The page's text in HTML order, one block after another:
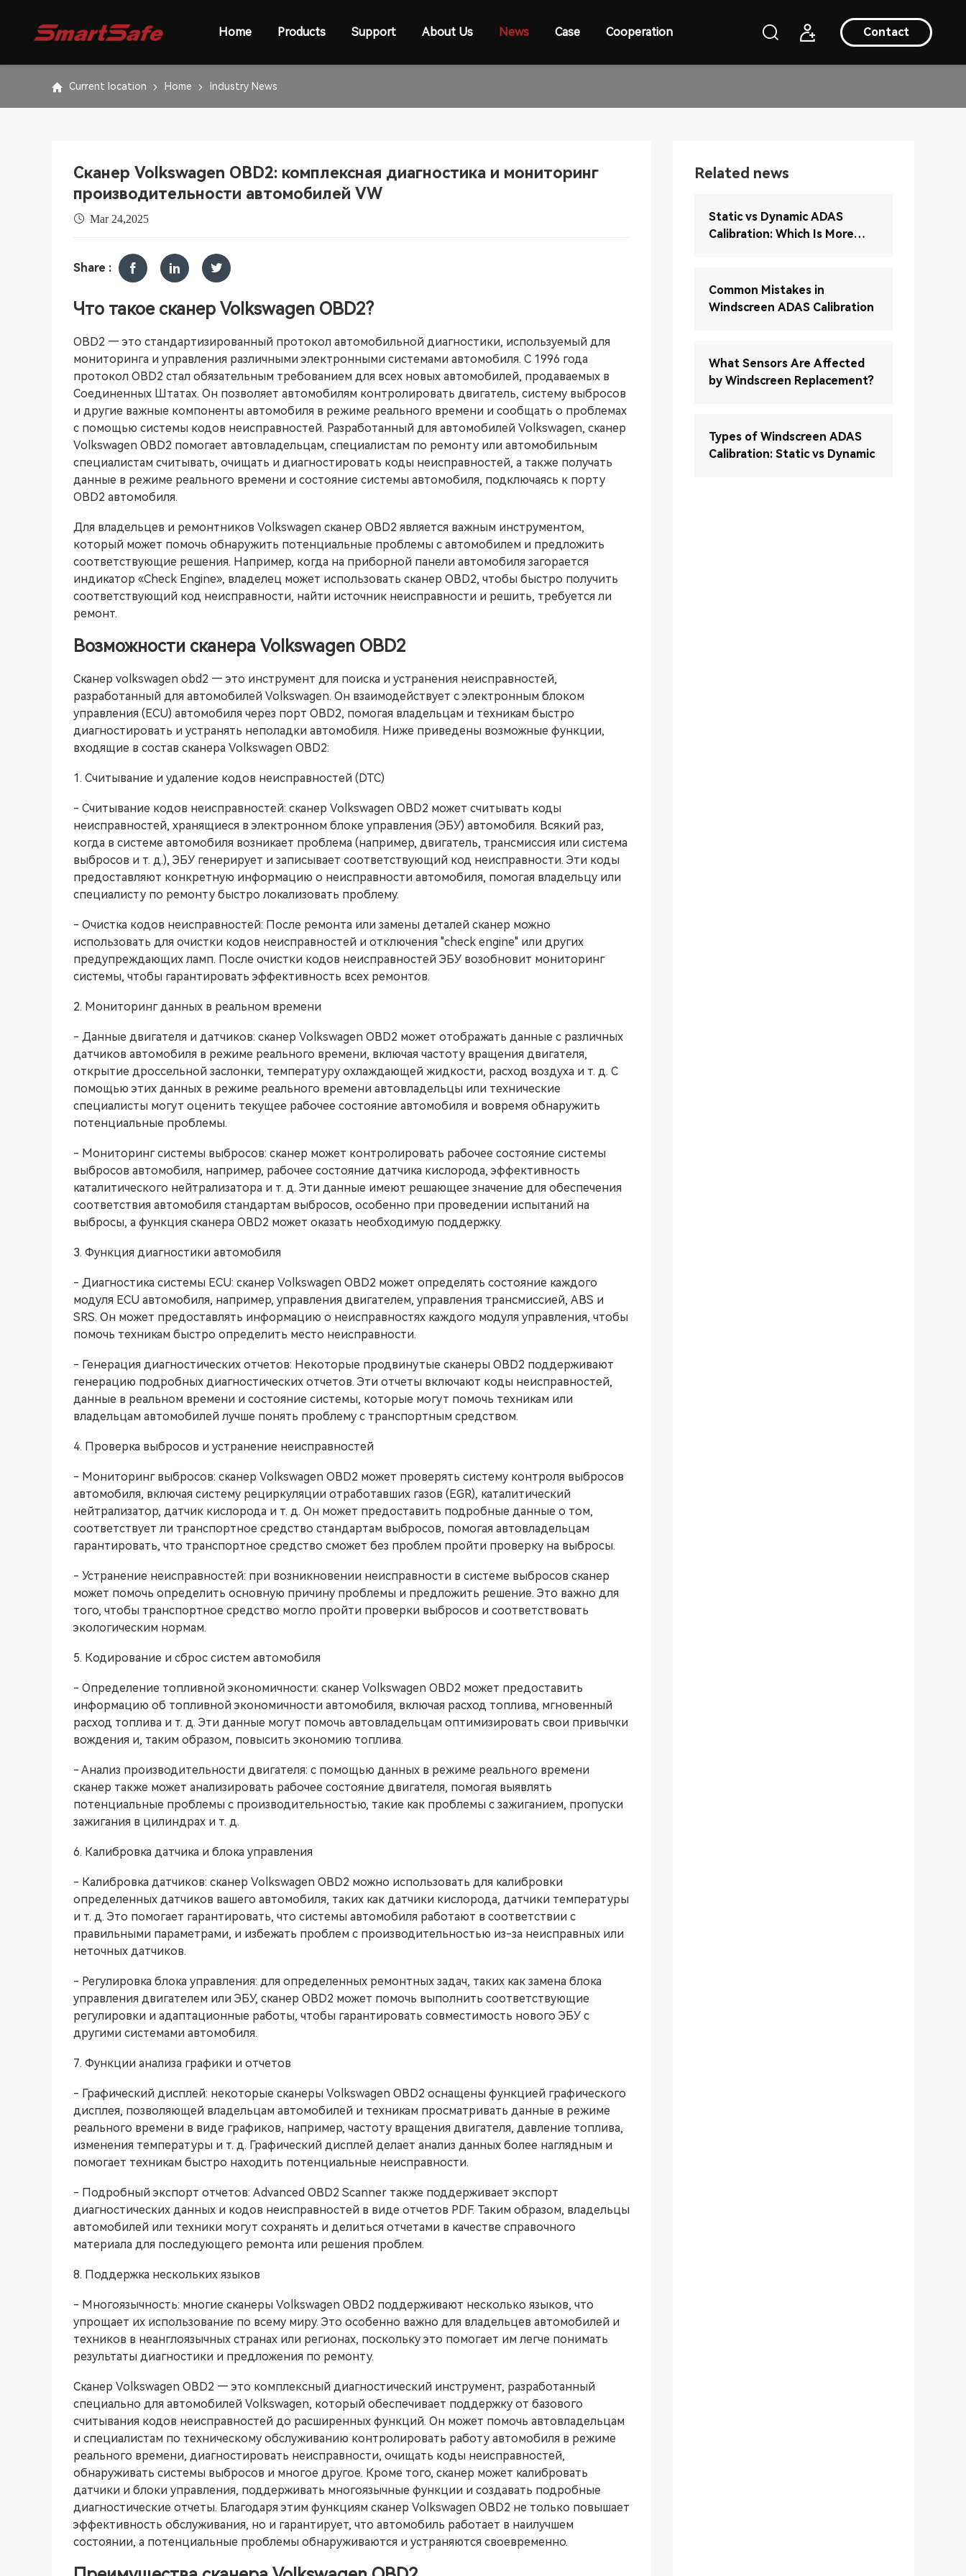
Contact
Home Products Support About Us News Case Cooperation
Current location Home Industry News
Сканер Volkswagen OBD2: комплексная диагностика и мониторинг
производительности автомобилей VW
Mar 24,2025
Share :
Что такое сканер Volkswagen OBD2?
OBD2 — это стандартизированный протокол автомобильной диагностики, используемый для
мониторинга и управления различными электронными системами автомобиля. С 1996 года
протокол OBD2 стал обязательным требованием для всех новых автомобилей, продаваемых в
Соединенных Штатах. Он позволяет автомобилям контролировать двигатель, систему выбросов
и другие важные компоненты автомобиля в режиме реального времени и сообщать о проблемах
с помощью системы кодов неисправностей. Разработанный для автомобилей Volkswagen, сканер
Volkswagen OBD2 помогает автовладельцам, специалистам по ремонту или автомобильным
специалистам считывать, очищать и диагностировать коды неисправностей, а также получать
данные в режиме реального времени и состояние системы автомобиля, подключаясь к порту
OBD2 автомобиля.
Для владельцев и ремонтников Volkswagen сканер OBD2 является важным инструментом,
который может помочь обнаружить потенциальные проблемы с автомобилем и предложить
соответствующие решения. Например, когда на приборной панели автомобиля загорается
индикатор «Check Engine», владелец может использовать сканер OBD2, чтобы быстро получить
соответствующий код неисправности, найти источник неисправности и решить, требуется ли
ремонт.
Возможности сканера Volkswagen OBD2
Сканер volkswagen obd2 — это инструмент для поиска и устранения неисправностей,
разработанный для автомобилей Volkswagen. Он взаимодействует с электронным блоком
управления (ECU) автомобиля через порт OBD2, помогая владельцам и техникам быстро
диагностировать и устранять неполадки автомобиля. Ниже приведены возможные функции,
входящие в состав сканера Volkswagen OBD2:
1. Считывание и удаление кодов неисправностей (DTC)
- Считывание кодов неисправностей: сканер Volkswagen OBD2 может считывать коды
неисправностей, хранящиеся в электронном блоке управления (ЭБУ) автомобиля. Всякий раз,
когда в системе автомобиля возникает проблема (например, двигатель, трансмиссия или система
выбросов и т. д.), ЭБУ генерирует и записывает соответствующий код неисправности. Эти коды
предоставляют конкретную информацию о неисправности автомобиля, помогая владельцу или
специалисту по ремонту быстро локализовать проблему.
- Очистка кодов неисправностей: После ремонта или замены деталей сканер можно
использовать для очистки кодов неисправностей и отключения "check engine" или других
предупреждающих ламп. После очистки кодов неисправностей ЭБУ возобновит мониторинг
системы, чтобы гарантировать эффективность всех ремонтов.
2. Мониторинг данных в реальном времени
- Данные двигателя и датчиков: сканер Volkswagen OBD2 может отображать данные с различных
датчиков автомобиля в режиме реального времени, включая частоту вращения двигателя,
открытие дроссельной заслонки, температуру охлаждающей жидкости, расход воздуха и т. д. С
помощью этих данных в режиме реального времени автовладельцы или технические
специалисты могут оценить текущее рабочее состояние автомобиля и вовремя обнаружить
потенциальные проблемы.
- Мониторинг системы выбросов: сканер может контролировать рабочее состояние системы
выбросов автомобиля, например, рабочее состояние датчика кислорода, эффективность
каталитического нейтрализатора и т. д. Эти данные имеют решающее значение для обеспечения
соответствия автомобиля стандартам выбросов, особенно при проведении испытаний на
выбросы, а функция сканера OBD2 может оказать необходимую поддержку.
3. Функция диагностики автомобиля
- Диагностика системы ECU: сканер Volkswagen OBD2 может определять состояние каждого
модуля ECU автомобиля, например, управления двигателем, управления трансмиссией, ABS и
SRS. Он может предоставлять информацию о неисправностях каждого модуля управления, чтобы
помочь техникам быстро определить место неисправности.
- Генерация диагностических отчетов: Некоторые продвинутые сканеры OBD2 поддерживают
генерацию подробных диагностических отчетов. Эти отчеты включают коды неисправностей,
данные в реальном времени и состояние системы, которые могут помочь техникам или
владельцам автомобилей лучше понять проблему с транспортным средством.
4. Проверка выбросов и устранение неисправностей
- Мониторинг выбросов: сканер Volkswagen OBD2 может проверять систему контроля выбросов
автомобиля, включая систему рециркуляции отработавших газов (EGR), каталитический
нейтрализатор, датчик кислорода и т. д. Он может предоставить подробные данные о том,
соответствует ли транспортное средство стандартам выбросов, помогая автовладельцам
гарантировать, что транспортное средство сможет без проблем пройти проверку на выбросы.
- Устранение неисправностей: при возникновении неисправности в системе выбросов сканер
может помочь определить основную причину проблемы и предложить решение. Это важно для
того, чтобы транспортное средство могло пройти проверки выбросов и соответствовать
экологическим нормам.
5. Кодирование и сброс систем автомобиля
- Определение топливной экономичности: сканер Volkswagen OBD2 может предоставить
информацию об топливной экономичности автомобиля, включая расход топлива, мгновенный
расход топлива и т. д. Эти данные могут помочь автовладельцам оптимизировать свои привычки
вождения и, таким образом, повысить экономию топлива.
- Анализ производительности двигателя: с помощью данных в режиме реального времени
сканер также может анализировать рабочее состояние двигателя, помогая выявлять
потенциальные проблемы с производительностью, такие как проблемы с зажиганием, пропуски
зажигания в цилиндрах и т. д.
6. Калибровка датчика и блока управления
- Калибровка датчиков: сканер Volkswagen OBD2 можно использовать для калибровки
определенных датчиков вашего автомобиля, таких как датчики кислорода, датчики температуры
и т. д. Это помогает гарантировать, что системы автомобиля работают в соответствии с
правильными параметрами, и избежать проблем с производительностью из-за неисправных или
неточных датчиков.
- Регулировка блока управления: для определенных ремонтных задач, таких как замена блока
управления двигателем или ЭБУ, сканер OBD2 может помочь выполнить соответствующие
регулировки и адаптационные работы, чтобы гарантировать совместимость нового ЭБУ с
другими системами автомобиля.
7. Функции анализа графики и отчетов
- Графический дисплей: некоторые сканеры Volkswagen OBD2 оснащены функцией графического
дисплея, позволяющей владельцам автомобилей и техникам просматривать данные в режиме
реального времени в виде графиков, например, частоту вращения двигателя, давление топлива,
изменения температуры и т. д. Графический дисплей делает анализ данных более наглядным и
помогает техникам быстро находить потенциальные неисправности.
- Подробный экспорт отчетов: Advanced OBD2 Scanner также поддерживает экспорт
диагностических данных и кодов неисправностей в виде отчетов PDF. Таким образом, владельцы
автомобилей или техники могут сохранять и делиться отчетами в качестве справочного
материала для последующего ремонта или решения проблем.
8. Поддержка нескольких языков
- Многоязычность: многие сканеры Volkswagen OBD2 поддерживают несколько языков, что
упрощает их использование по всему миру. Это особенно важно для владельцев автомобилей и
техников в неанглоязычных странах или регионах, поскольку это помогает им легче понимать
результаты диагностики и предложения по ремонту.
Сканер Volkswagen OBD2 — это комплексный диагностический инструмент, разработанный
специально для автомобилей Volkswagen, который обеспечивает поддержку от базового
считывания кодов неисправностей до расширенных функций. Он может помочь автовладельцам
и специалистам по техническому обслуживанию контролировать работу автомобиля в режиме
реального времени, диагностировать неисправности, очищать коды неисправностей,
обнаруживать системы выбросов и многое другое. Кроме того, сканер может калибровать
датчики и блоки управления, поддерживать многоязычные функции и создавать подробные
диагностические отчеты. Благодаря этим функциям сканер Volkswagen OBD2 не только повышает
эффективность обслуживания, но и гарантирует, что автомобиль работает в наилучшем
состоянии, а потенциальные проблемы обнаруживаются и устраняются своевременно.
Related news
Static vs Dynamic ADAS
Calibration: Which Is More
Common Mistakes in
Windscreen ADAS Calibration
What Sensors Are Affected
by Windscreen Replacement?
Types of Windscreen ADAS
Calibration: Static vs Dynamic